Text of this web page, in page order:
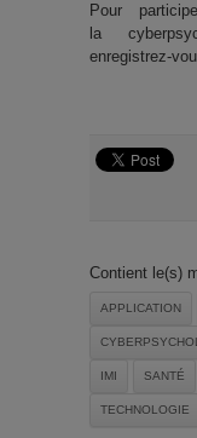
Pour
la
enregistrez-
Contient le(s)
APPLICATION
IMI SANTÉ
TECHNOLOGIE